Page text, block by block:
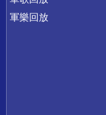
軍樂回放